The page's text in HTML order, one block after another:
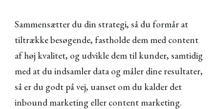
Sammensætter du din strategi, så du formår at
tiltrække besøgende, fastholde dem med content
af høj kvalitet, og udvikle dem til kunder, samtidig
med at du indsamler data og måler dine resultater,
så er du godt på vej, uanset om du kalder det
inbound marketing eller content marketing.